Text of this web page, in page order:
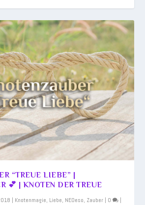
“TREUE LIEBE” |
💕 | KNOTEN DER TREUE
| Knotenmagie, Liebe, NEOeso, Zauber | 0 |